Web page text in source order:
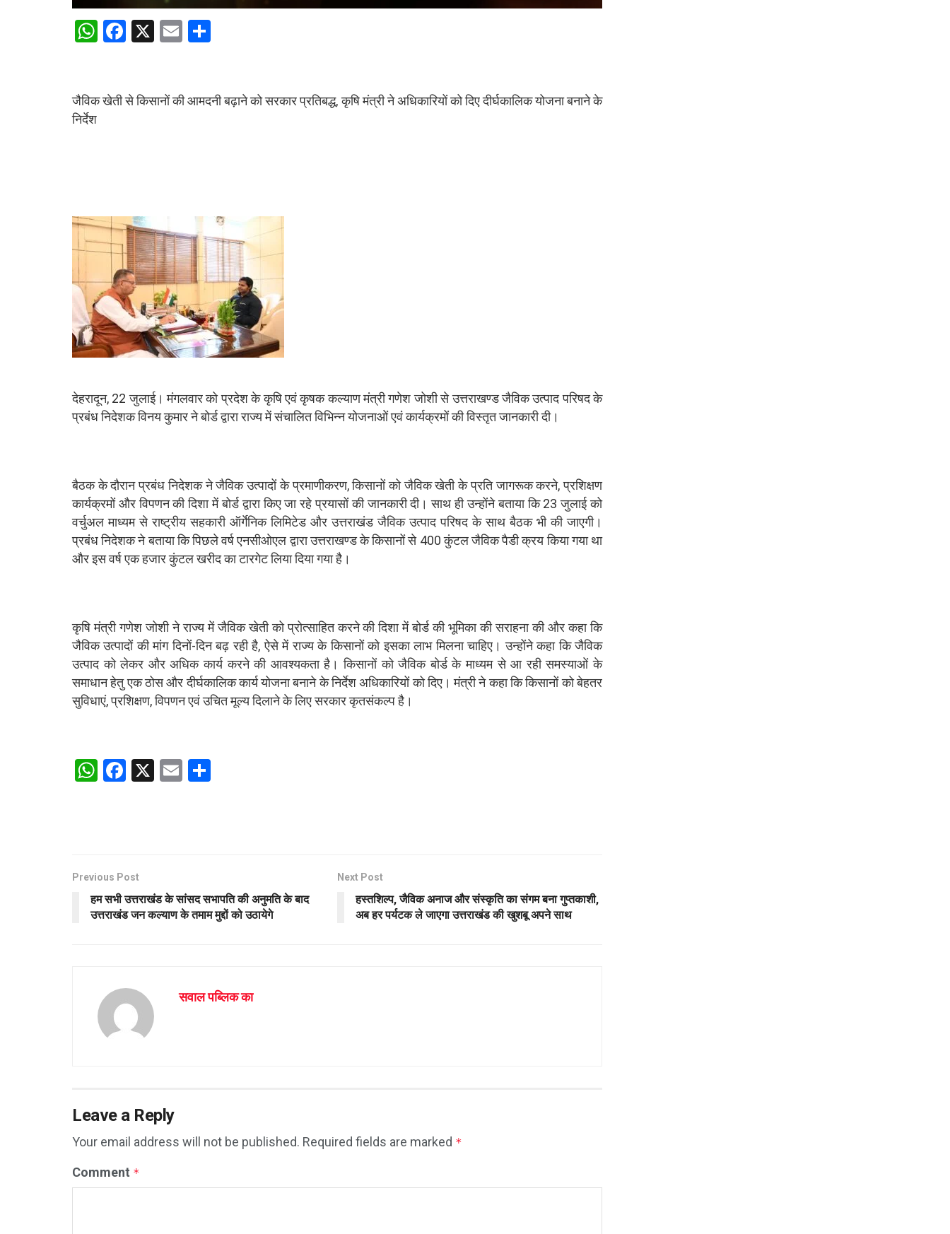
W
s
F
b
X
E
e
जैविक खेती से किसानों की आमदनी बढ़ाने को सरकार प्रतिबद्ध, कृषि मंत्री ने अधिकारियों को दिए दीर्घकालिक योजना बनाने के
निर्देश
देहरादून, 22 जुलाई। मंगलवार को प्रदेश के कृषि एवं कृषक कल्याण मंत्री गणेश जोशी से उत्तराखण्ड जैविक उत्पाद परिषद के
प्रबंध निदेशक विनय कुमार ने बोर्ड द्वारा राज्य में संचालित विभिन्न योजनाओं एवं कार्यक्रमों की विस्तृत जानकारी दी।
बैठक के दौरान प्रबंध निदेशक ने जैविक उत्पादों के प्रमाणीकरण, किसानों को जैविक खेती के प्रति जागरूक करने, प्रशिक्षण
कार्यक्रमों और विपणन की दिशा में बोर्ड द्वारा किए जा रहे प्रयासों की जानकारी दी। साथ ही उन्होंने बताया कि 23 जुलाई को
वर्चुअल माध्यम से राष्ट्रीय सहकारी ऑर्गेनिक लिमिटेड और उत्तराखंड जैविक उत्पाद परिषद के साथ बैठक भी की जाएगी।
प्रबंध निदेशक ने बताया कि पिछले वर्ष एनसीओएल द्वारा उत्तराखण्ड के किसानों से 400 कुंटल जैविक पैडी क्रय किया गया था
और इस वर्ष एक हजार कुंटल खरीद का टारगेट लिया दिया गया है।
कृषि मंत्री गणेश जोशी ने राज्य में जैविक खेती को प्रोत्साहित करने की दिशा में बोर्ड की भूमिका की सराहना की और कहा कि
जैविक उत्पादों की मांग दिनों-दिन बढ़ रही है, ऐसे में राज्य के किसानों को इसका लाभ मिलना चाहिए। उन्होंने कहा कि जैविक
उत्पाद को लेकर और अधिक कार्य करने की आवश्यकता है। किसानों को जैविक बोर्ड के माध्यम से आ रही समस्याओं के
समाधान हेतु एक ठोस और दीर्घकालिक कार्य योजना बनाने के निर्देश अधिकारियों को दिए। मंत्री ने कहा कि किसानों को बेहतर
सुविधाएं, प्रशिक्षण, विपणन एवं उचित मूल्य दिलाने के लिए सरकार कृतसंकल्प है।
W
p
p
F
o
k
X
E
Previous Post
हम सभी उत्तराखंड के सांसद सभापति की अनुमति के बाद
उत्तराखंड जन कल्याण के तमाम मुद्दों को उठायेगे
Next Post
हस्तशिल्प, जैविक अनाज और संस्कृति का संगम बना गुप्तकाशी,
अब हर पर्यटक ले जाएगा उत्तराखंड की खुशबू अपने साथ
सवाल पब्लिक का
Leave a Reply
Your email address will not be published. Required fields are marked *
Comment *